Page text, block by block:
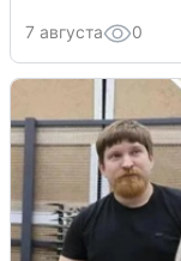
7 августа 0